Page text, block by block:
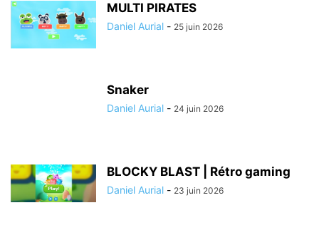
MULTI PIRATES
Daniel Aurial - 25 juin 2026
Snaker
Daniel Aurial - 24 juin 2026
BLOCKY BLAST | Rétro gaming
Daniel Aurial - 23 juin 2026